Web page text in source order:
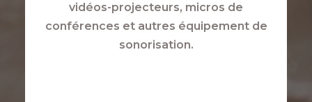
vidéos-projecteurs, micros de
conférences et autres équipement de
sonorisation.